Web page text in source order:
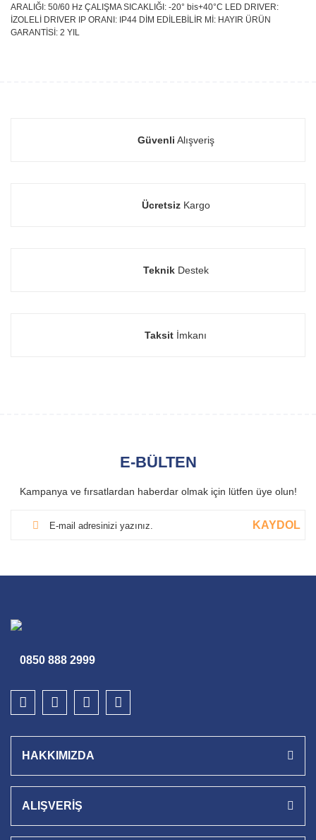
ARALIĞI: 50/60 Hz ÇALIŞMA SICAKLIĞI: -20° bis+40°C LED DRIVER:
İZOLELİ DRIVER IP ORANI: IP44 DİM EDİLEBİLİR Mİ: HAYIR ÜRÜN
GARANTİSİ: 2 YIL
Güvenli Alışveriş
ÜcretsizKargo
TeknikDestek
Taksit İmkanı
E-BÜLTEN
Kampanya ve fırsatlardan haberdar olmak için lütfen üye olun!
KAYDOL
0850 888 2999
HAKKIMIZDA
ALIŞVERİŞ